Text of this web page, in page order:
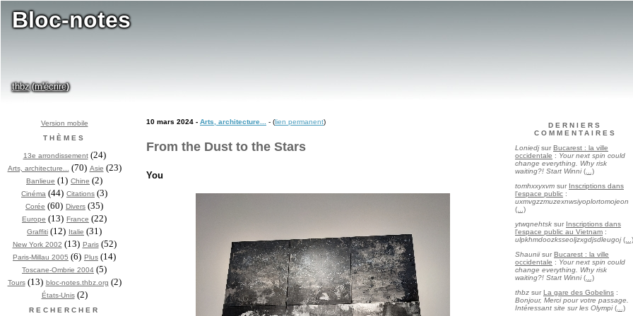
Bloc-notes
thbz(m'écrire)
Version mobile
THÈMES
13e arrondissement(24)
Arts, architecture... (70) Asie (23)
Banlieue (1) Chine (2)
Cinéma (44) Citations (3)
Corée (60) Divers (35)
Europe (13) France (22)
Graffiti (12) Italie (31)
New York 2002 (13) Paris(52)
Paris-Millau 2005 (6) Plus (14)
Toscane-Ombrie 2004 (5)
Tours(13) bloc-notes.thbz.org (2)
États-Unis(2)
RECHERCHER
10 mars 2024 - Arts, architecture... - (lien permanent)
From the Dust to the Stars
You
DERNIERS
COMMENTAIRES
Loniedjsur Bucarest : la ville
occidentale : Your next spin could
change everything. Why risk
waiting?! Start Winni (...)
tomhxxyxvm sur Inscriptions dans
l'espace public :
uxmvgzzmuzexnwsiyoplortomojeon
(...)
ytwqnehtsk sur Inscriptions dans
l'espace public au Vietnam :
ulpkhmdoozksseoljzxgdjsdleugoj (...)
Shauniisur Bucarest : la ville
occidentale : Your next spin could
change everything. Why risk
waiting?! Start Winni (...)
thbz sur La gare des Gobelins :
Bonjour, Merci pour votre passage.
Intéressant site sur les Olympi (...)